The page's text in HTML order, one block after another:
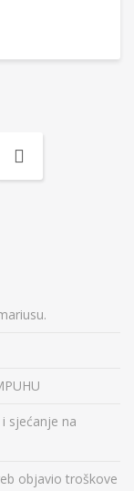
sjećanje na
objavio troškove